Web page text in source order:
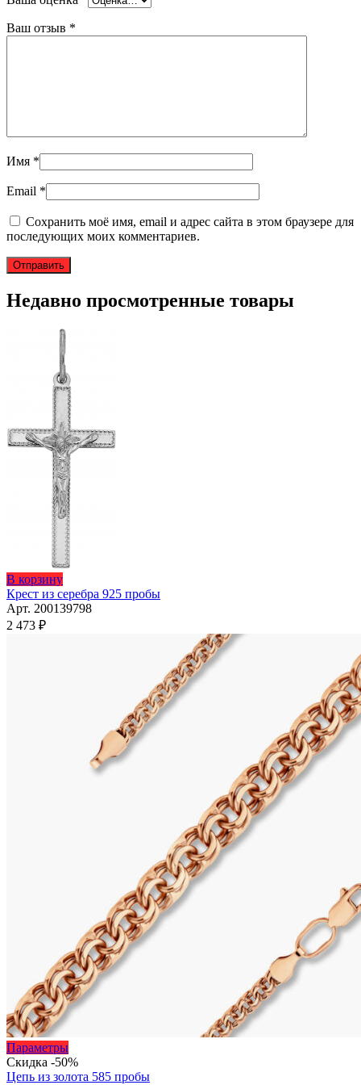
Ваш отзыв *
Имя *
Email *
Сохранить моё имя, email и адрес сайта в этом браузере для
последующих моих комментариев.
Недавно просмотренные товары
В корзину
Крест из серебра 925 пробы
Арт. 200139798
2 473 ₽
ПараметрыЭтот
товар
имеет
Скидка -50%
Цепь из золота 585 пробы